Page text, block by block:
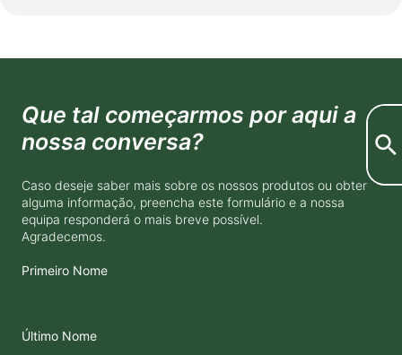
Que tal começarmos por aqui a
nossa conversa?
Caso deseje saber mais sobre os nossos produtos ou obter
alguma informação, preencha este formulário e a nossa
equipa responderá o mais breve possível.
Agradecemos.
Primeiro Nome
Último Nome